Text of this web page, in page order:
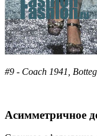
#9 - Coach 1941,
Асимметричное